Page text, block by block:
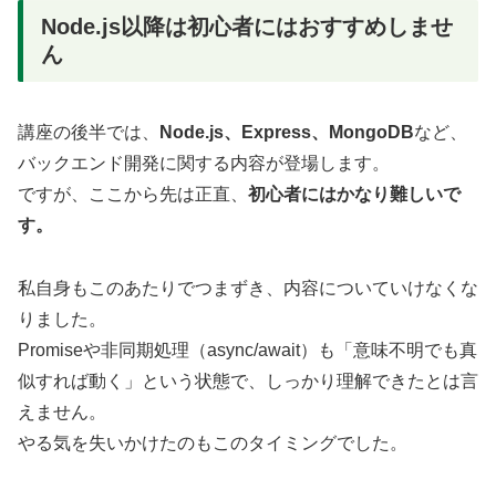
Node.js以降は初心者にはおすすめしませ
ん
講座の後半では、 Node.js、Express、MongoDBなど、
バックエンド開発に関する内容が登場します。
ですが、ここから先は正直、 初心者にはかなり難しいで
す。
私自身もこのあたりでつまずき、内容についていけなくな
りました。
Promiseや非同期処理（async/await）も「意味不明でも真
似すれば動く」という状態で、しっかり理解できたとは言
えません。
やる気を失いかけたのもこのタイミングでした。